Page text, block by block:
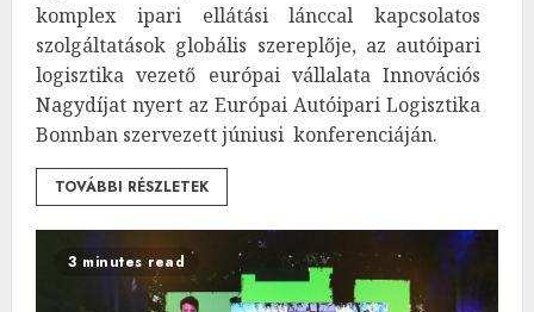
komplex ipari ellátási lánccal kapcsolatos
szolgáltatások globális szereplője, az autóipari
logisztika vezető európai vállalata Innovációs
Nagydíjat nyert az Európai Autóipari Logisztika
Bonnban szervezett júniusi konferenciáján.
TOVÁBBI RÉSZLETEK
3 minutes read